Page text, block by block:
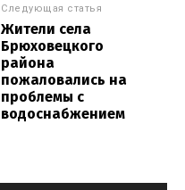
Следующая статья
Жители села
Брюховецкого
района
пожаловались на
проблемы с
водоснабжением